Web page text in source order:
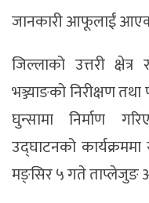
जानकारी आफूलाईं
जिल्लाको उत्तरी
भञ्ज्याङको निरीक्षण
घुन्सामा निर्माण
उद्घाटनको
मङ्सिर ५ गते ताप्लेजुङ